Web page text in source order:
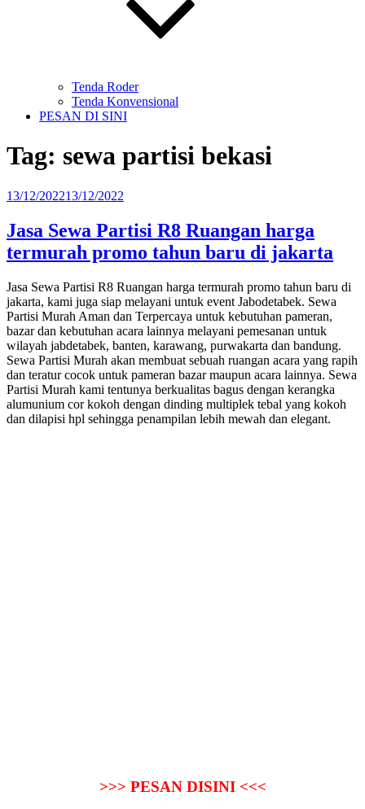
Tenda Roder
Tenda Konvensional
PESAN DI SINI
Tag: sewa partisi bekasi
Diposkan
13/12/202213/12/2022
Jasa Sewa Partisi R8 Ruangan harga
termurah promo tahun baru di jakarta
Jasa Sewa Partisi R8 Ruangan harga termurah promo tahun baru di
jakarta, kami juga siap melayani untuk event Jabodetabek. Sewa
Partisi Murah Aman dan Terpercaya untuk kebutuhan pameran,
bazar dan kebutuhan acara lainnya melayani pemesanan untuk
wilayah jabdetabek, banten, karawang, purwakarta dan bandung.
Sewa Partisi Murah akan membuat sebuah ruangan acara yang rapih
dan teratur cocok untuk pameran bazar maupun acara lainnya. Sewa
Partisi Murah kami tentunya berkualitas bagus dengan kerangka
alumunium cor kokoh dengan dinding multiplek tebal yang kokoh
dan dilapisi hpl sehingga penampilan lebih mewah dan elegant.
>>> PESAN DISINI <<<